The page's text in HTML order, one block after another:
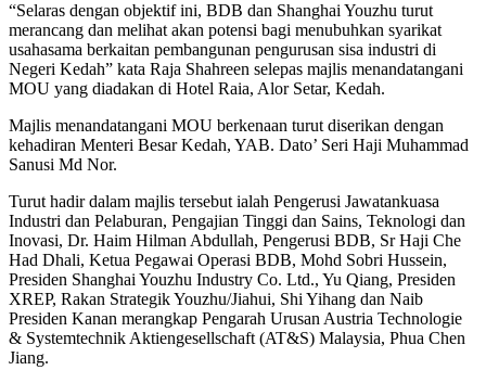
“Selaras dengan objektif ini, BDB dan Shanghai Youzhu turut
merancang dan melihat akan potensi bagi menubuhkan syarikat
usahasama berkaitan pembangunan pengurusan sisa industri di
Negeri Kedah” kata Raja Shahreen selepas majlis menandatangani
MOU yang diadakan di Hotel Raia, Alor Setar, Kedah.
Majlis menandatangani MOU berkenaan turut diserikan dengan
kehadiran Menteri Besar Kedah, YAB. Dato’ Seri Haji Muhammad
Sanusi Md Nor.
Turut hadir dalam majlis tersebut ialah Pengerusi Jawatankuasa
Industri dan Pelaburan, Pengajian Tinggi dan Sains, Teknologi dan
Inovasi, Dr. Haim Hilman Abdullah, Pengerusi BDB, Sr Haji Che
Had Dhali, Ketua Pegawai Operasi BDB, Mohd Sobri Hussein,
Presiden Shanghai Youzhu Industry Co. Ltd., Yu Qiang, Presiden
XREP, Rakan Strategik Youzhu/Jiahui, Shi Yihang dan Naib
Presiden Kanan merangkap Pengarah Urusan Austria Technologie
& Systemtechnik Aktiengesellschaft (AT&S) Malaysia, Phua Chen
Jiang.